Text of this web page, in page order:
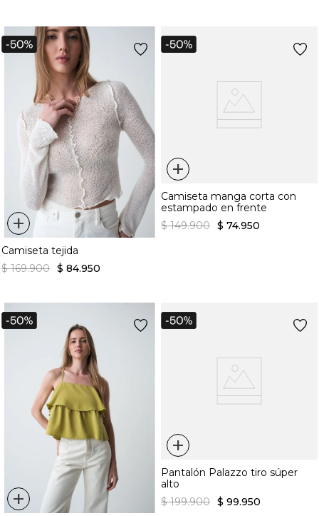
+
Camiseta tejida
$ 169.900 $ 84.950
+
Camiseta manga corta con
estampado en frente
$ 149.900 $ 74.950
+
+
Pantalón Palazzo tiro súper
alto
$ 199.900 $ 99.950